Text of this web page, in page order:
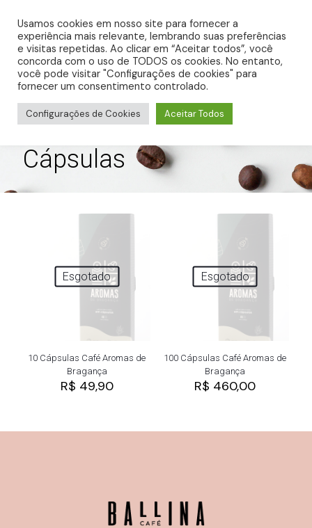
R$ 0,00
Cápsulas
Esgotado
10 Cápsulas Café Aromas de
Bragança
R$ 49,90
Esgotado
100 Cápsulas Café Aromas de
Bragança
R$ 460,00
Usamos cookies em nosso site para fornecer a
experiência mais relevante, lembrando suas preferências
e visitas repetidas. Ao clicar em “Aceitar todos”, você
concorda com o uso de TODOS os cookies. No entanto,
você pode visitar "Configurações de cookies" para
fornecer um consentimento controlado.
Configurações de Cookies Aceitar Todos